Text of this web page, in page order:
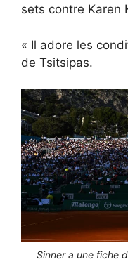
sets contre Karen
« Il adore les
de Tsitsipas.
Sinner a une fiche